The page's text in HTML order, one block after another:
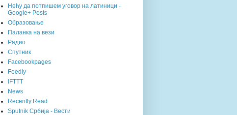
Нећу да потпишем уговор на латиници -
Google+ Posts
Образовање
Паланка на вези
Радио
Спутник
Facebookpages
Feedly
IFTTT
News
Recently Read
Sputnik Србија - Вести